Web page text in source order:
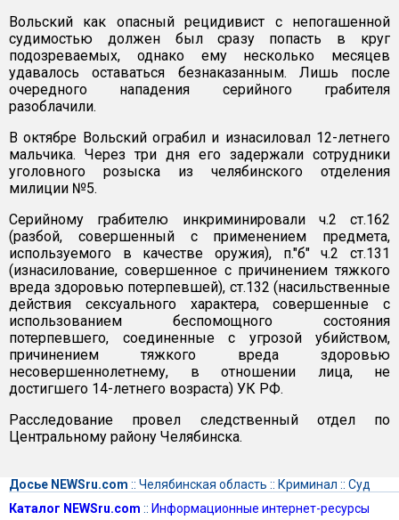
Вольский как опасный рецидивист с непогашенной
судимостью должен был сразу попасть в круг
подозреваемых, однако ему несколько месяцев
удавалось оставаться безнаказанным. Лишь после
очередного нападения серийного грабителя
разоблачили.
В октябре Вольский ограбил и изнасиловал 12-летнего
мальчика. Через три дня его задержали сотрудники
уголовного розыска из челябинского отделения
милиции №5.
Серийному грабителю инкриминировали ч.2 ст.162
(разбой, совершенный с применением предмета,
используемого в качестве оружия), п."б" ч.2 ст.131
(изнасилование, совершенное с причинением тяжкого
вреда здоровью потерпевшей), ст.132 (насильственные
действия сексуального характера, совершенные с
использованием беспомощного состояния
потерпевшего, соединенные с угрозой убийством,
причинением тяжкого вреда здоровью
несовершеннолетнему, в отношении лица, не
достигшего 14-летнего возраста) УК РФ.
Расследование провел следственный отдел по
Центральному району Челябинска.
Досье NEWSru.com :: Челябинская область :: Криминал :: Суд
Каталог NEWSru.com :: Информационные интернет-ресурсы